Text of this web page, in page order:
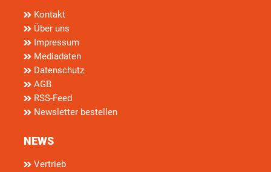
Kontakt
Über uns
Impressum
Mediadaten
Datenschutz
AGB
RSS-Feed
Newsletter bestellen
NEWS
Vertrieb